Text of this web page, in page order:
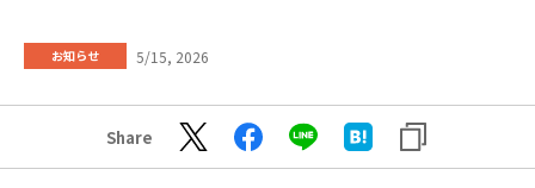
お知らせ 5/15, 2026
Share